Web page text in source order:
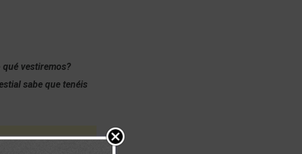
qué vestiremos?
sabe que tenéis